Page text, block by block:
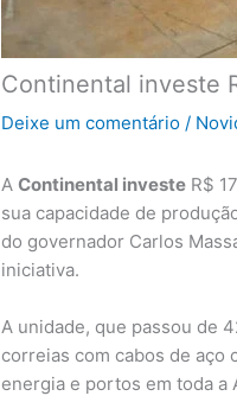
Continental investe
Deixe um comentário /
A Continental investe R$
sua capacidade de
do governador Carlos
iniciativa.
A unidade, que passou de
correias com cabos de aço
energia e portos em toda a